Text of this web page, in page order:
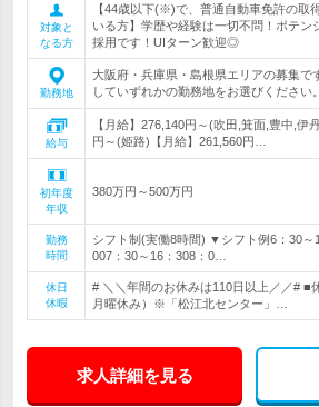
対象と
なる方
【44歳以下(※)で、普通自動車免許の取
いる方】学歴や経験は一切不問！ポテン
採用です！UIターン歓迎◎
勤務地
大阪府・兵庫県・島根県エリアの募集で
していずれかの勤務地をお選びください
給与
【月給】276,140円～(吹田,箕面,豊中,伊
円～(姫路)【月給】261,560円…
初年度
年収
380万円～500万円
勤務
時間
シフト制(実働8時間) ▼シフト例6：30～
007：30～16：308：0…
休日
休暇
# ＼＼年間のお休みは110日以上／／# ■
月曜休み）※「松江北センター」…
求人詳細を見る